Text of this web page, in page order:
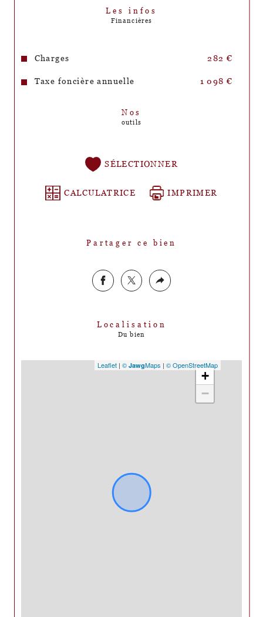
Les infos
Financières
Charges 282 €
Taxe foncière annuelle 1 098 €
Nos
outils
SÉLECTIONNER
CALCULATRICE IMPRIMER
Partager ce bien
Localisation
Du bien
+
−
Leaflet | © JawgMaps | © OpenStreetMap